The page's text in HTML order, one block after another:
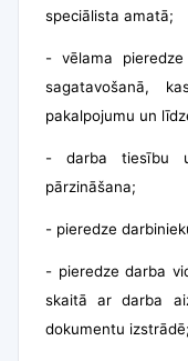
speciālista amatā;
- vēlama
sagatavošanā,
pakalpojumu un
-
darba tiesību
pārzināšana;
- pieredze
- pieredze darba
skaitā ar darba
dokumentu izstrādē;